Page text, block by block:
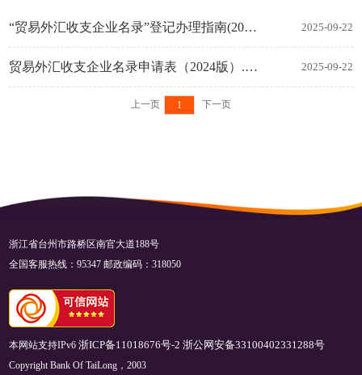
“贸易外汇收支企业名录”登记办理指南(2024版）.docx 2025-09-22
贸易外汇收支企业名录申请表（2024版）.docx 2025-09-22
上一页 1 下一页
浙江省台州市路桥区南官大道188号
全国客服热线：95347 邮政编码：318050
本网站支持IPv6 浙ICP备11018676号-2 浙公网安备33100402331288号
Copyright Bank Of TaiLong，2003